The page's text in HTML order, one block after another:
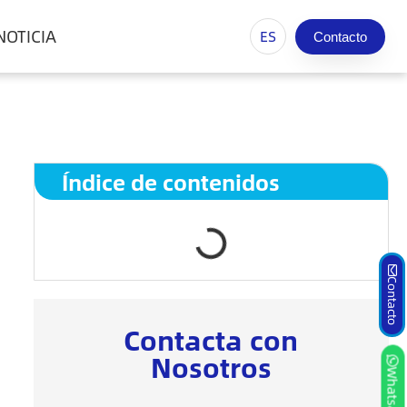
ES Contacto
Índice de contenidos
Contacta con
Nosotros
Contacto